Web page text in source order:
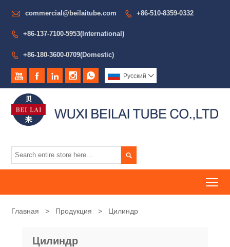
 commercial@beilaitube.com  +86-510-8359-0332
 +86-137-7100-5953(International)
 +86-180-3600-0709(Domestic)
     Pусский 

Главная > Продукция > Цилиндр
Цилиндр